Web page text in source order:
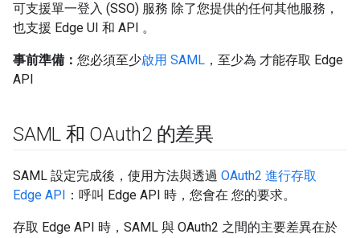
可支援單一登入 (SSO) 服務 除了您提供的任何其他服務，
也支援 Edge UI 和 API 。
事前準備： 您必須至少啟用 SAML ，至少為 才能存取 Edge
API
SAML 和 OAuth2 的差異
SAML 設定完成後，使用方法與透過 OAuth2 進行存取
Edge API ：呼叫 Edge API 時，您會在 您的要求。
存取 Edge API 時，SAML 與 OAuth2 之間的主要差異在於